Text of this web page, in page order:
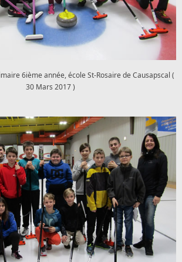
6ième année, école St-Rosaire de Causapscal (
30 Mars 2017 )